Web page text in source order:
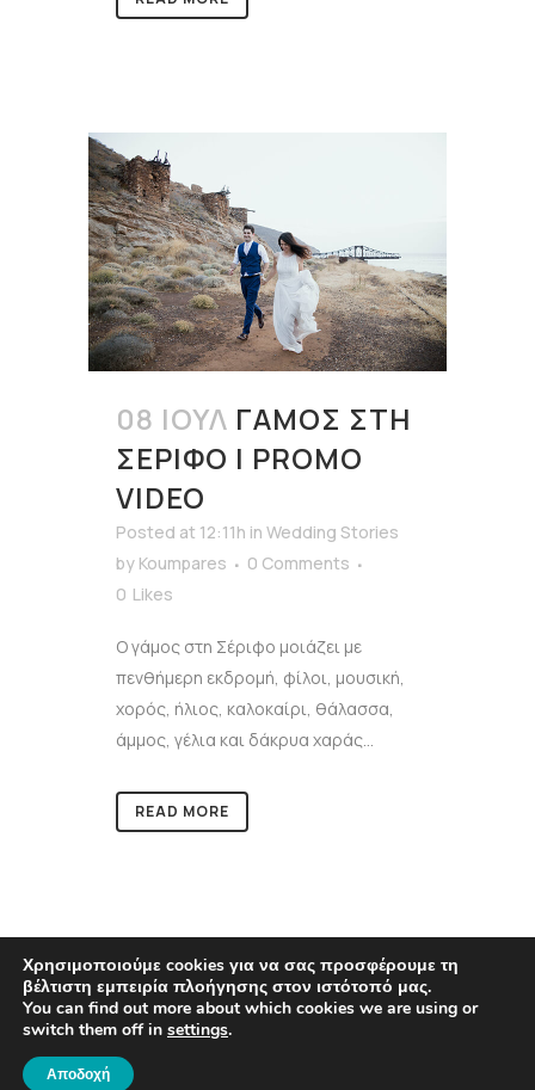
08 ΙΟΎΛ ΓΆΜΟΣ ΣΤΗ
ΣΈΡΙΦΟ | PROMO
VIDEO
Posted at 12:11h in Wedding Stories
by Koumpares
0 Comments
0 Likes
Ο γάμος στη Σέριφο μοιάζει με
πενθήμερη εκδρομή, φίλοι, μουσική,
χορός, ήλιος, καλοκαίρι, θάλασσα,
άμμος, γέλια και δάκρυα χαράς...
READ MORE
© COPYRIGHT 2021
Χρησιμοποιούμε cookies για να σας προσφέρουμε τη
βέλτιστη εμπειρία πλοήγησης στον ιστότοπό μας.
You can find out more about which cookies we are using or
switch them off in settings.
Αποδοχή